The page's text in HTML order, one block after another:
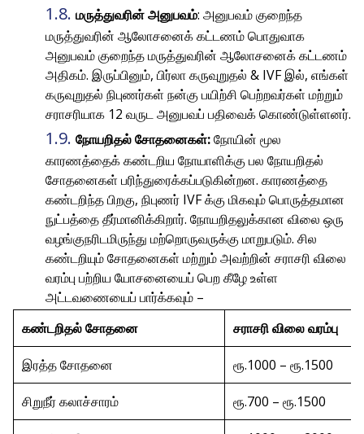
மருத்துவரின் அனுபவம்: அனுபவம் குறைந்த
மருத்துவரின் ஆலோசனைக் கட்டணம் பொதுவாக
அனுபவம் குறைந்த மருத்துவரின் ஆலோசனைக் கட்டணம்
அதிகம். இருப்பினும், பிர்லா கருவுறுதல் & IVF இல், எங்கள்
கருவுறுதல் நிபுணர்கள் நன்கு பயிற்சி பெற்றவர்கள் மற்றும்
சராசரியாக 12 வருட அனுபவப் பதிவைக் கொண்டுள்ளனர்.
நோயறிதல் சோதனைகள்:நோயின் மூல
காரணத்தைக் கண்டறிய நோயாளிக்கு பல நோயறிதல்
சோதனைகள் பரிந்துரைக்கப்படுகின்றன. காரணத்தை
கண்டறிந்த பிறகு, நிபுணர் IVF க்கு மிகவும் பொருத்தமான
நுட்பத்தை தீர்மானிக்கிறார். நோயறிதலுக்கான விலை ஒரு
வழங்குநரிடமிருந்து மற்றொருவருக்கு மாறுபடும். சில
கண்டறியும் சோதனைகள் மற்றும் அவற்றின் சராசரி விலை
வரம்பு பற்றிய யோசனையைப் பெற கீழே உள்ள
அட்டவணையைப் பார்க்கவும் –
கண்டறிதல் சோதனை
சராசரி விலை வரம்பு
இரத்த சோதனை ரூ.1000 – ரூ.1500
சிறுநீர் கலாச்சாரம் ரூ.700 – ரூ.1500